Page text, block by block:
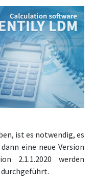
ist es notwendig, es
eine neue Version
2.1.1.2020 werden